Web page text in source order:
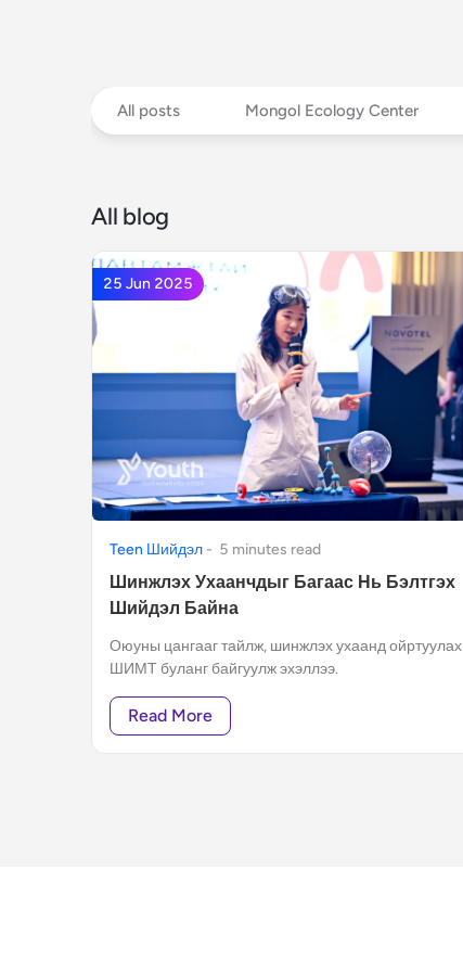
All posts Mongol Ecology Center
All blog
25 Jun 2025
Teen Шийдэл - 5 minutes read
Шинжлэх Ухаанчдыг Багаас Нь Бэлтгэх
Шийдэл Байна
Оюуны цангааг тайлж, шинжлэх ухаанд ойртуулах
ШИМТ буланг байгуулж эхэллээ.
Read More